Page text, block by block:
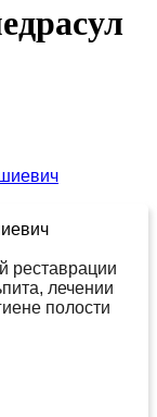
реставрации
лечении
полости